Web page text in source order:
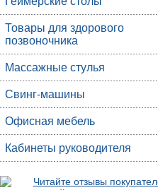
Товары для здорового
позвоночника
Массажные стулья
Свинг-машины
Офисная мебель
Кабинеты руководителя